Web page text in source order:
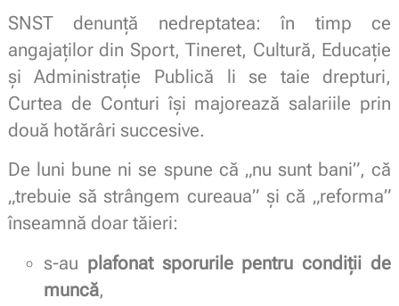
SNST denunță nedreptatea: în timp ce
angajaților din Sport, Tineret, Cultură, Educație
și Administrație Publică li se taie drepturi,
Curtea de Conturi își majorează salariile prin
două hotărâri succesive.
De luni bune ni se spune că „nu sunt bani”, că
„trebuie să strângem cureaua” și că „reforma”
înseamnă doar tăieri:
s-au plafonat sporurile pentru condiții de
muncă,